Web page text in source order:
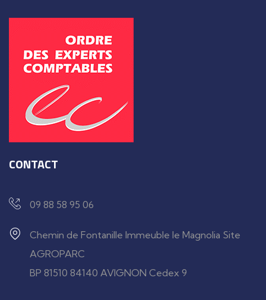
CONTACT
09 88 58 95 06
Chemin de Fontanille Immeuble le Magnolia Site
AGROPARC
BP 81510 84140 AVIGNON Cedex 9